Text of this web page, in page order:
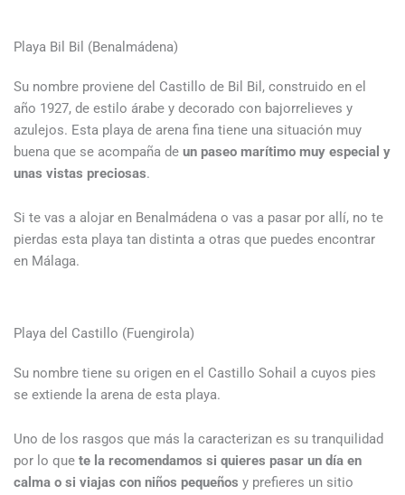
Playa Bil Bil (Benalmádena)
Su nombre proviene del Castillo de Bil Bil, construido en el
año 1927, de estilo árabe y decorado con bajorrelieves y
azulejos. Esta playa de arena fina tiene una situación muy
buena que se acompaña de un paseo marítimo muy especial y
unas vistas preciosas.
Si te vas a alojar en Benalmádena o vas a pasar por allí, no te
pierdas esta playa tan distinta a otras que puedes encontrar
en Málaga.
Playa del Castillo (Fuengirola)
Su nombre tiene su origen en el Castillo Sohail a cuyos pies
se extiende la arena de esta playa.
Uno de los rasgos que más la caracterizan es su tranquilidad
por lo que te la recomendamos si quieres pasar un día en
calma o si viajas con niños pequeños y prefieres un sitio